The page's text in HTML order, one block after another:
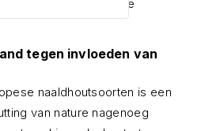
genieten van volledige
tegen invloeden van
naaldhoutsoorten is een
van nature nagenoeg